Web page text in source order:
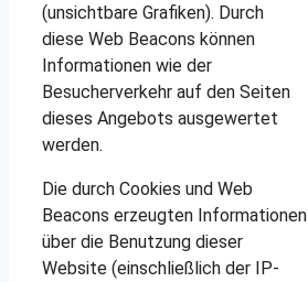
(unsichtbare Grafiken). Durch
diese Web Beacons können
Informationen wie der
Besucherverkehr auf den Seiten
dieses Angebots ausgewertet
werden.
Die durch Cookies und Web
Beacons erzeugten Informationen
über die Benutzung dieser
Website (einschließlich der IP-